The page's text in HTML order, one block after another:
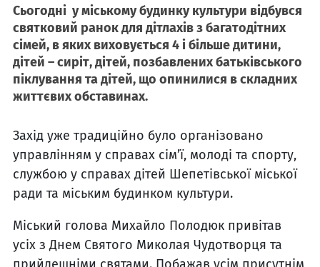
Сьогодні у міському будинку культури відбувся
святковий ранок для дітлахів з багатодітних
сімей, в яких виховується 4 і більше дитини,
дітей – сиріт, дітей, позбавлених батьківського
піклування та дітей, що опинилися в складних
життєвих обставинах.
Захід уже традиційно було організовано
управлінням у справах сім’ї, молоді та спорту,
службою у справах дітей Шепетівської міської
ради та міським будинком культури.
Міський голова Михайло Полодюк привітав
усіх з Днем Святого Миколая Чудотворця та